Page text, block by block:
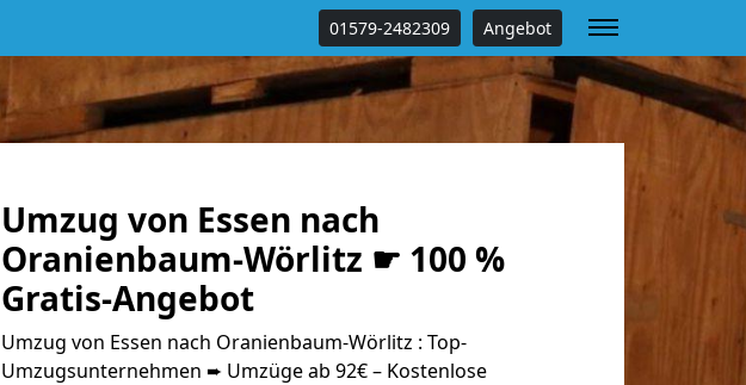
01579-2482309 Angebot
Umzug von Essen nach
Oranienbaum-Wörlitz ☛ 100 %
Gratis-Angebot
Umzug von Essen nach Oranienbaum-Wörlitz : Top-
Umzugsunternehmen ➨ Umzüge ab 92€ – Kostenlose